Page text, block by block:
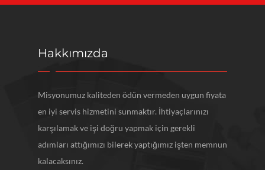
Hakkımızda
Misyonumuz kaliteden ödün vermeden uygun fiyata
en iyi servis hizmetini sunmaktır. İhtiyaçlarınızı
karşılamak ve işi doğru yapmak için gerekli
adımları attığımızı bilerek yaptığımız işten memnun
kalacaksınız.